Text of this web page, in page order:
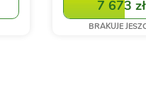
7 673 zł
BRAKUJE